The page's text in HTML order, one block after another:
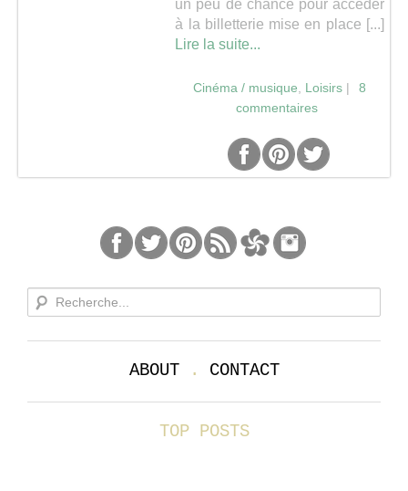
un peu de chance pour accéder
à la billetterie mise en place [...]
Lire la suite...
Cinéma / musique Loisirs|
8
commentaires
ABOUT. CONTACT
TOP POSTS